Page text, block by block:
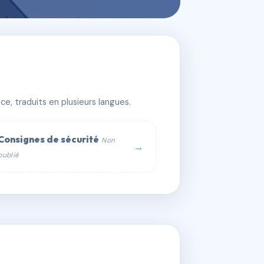
traduits en plusieurs langues.
de sécurité Non
→